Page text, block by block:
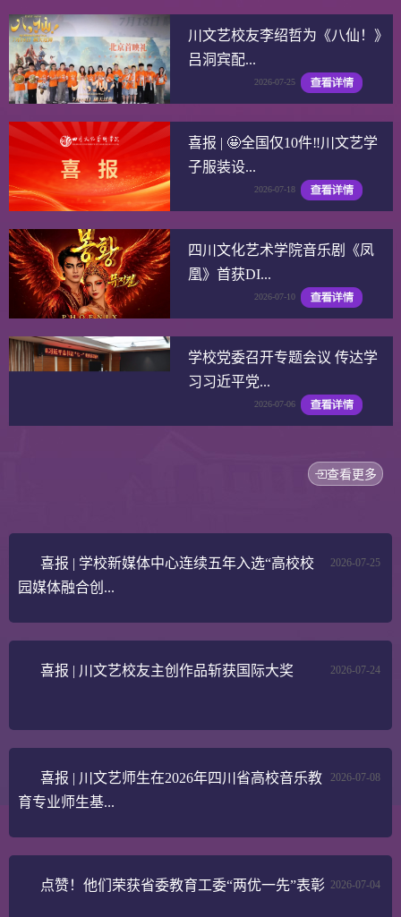
川文艺校友李绍哲为《八仙！》
吕洞宾配...
2026-07-25
喜报 | 🤩全国仅10件‼️川文艺学
子服装设...
2026-07-18
四川文化艺术学院音乐剧《凤
凰》首获DI...
2026-07-10
学校党委召开专题会议 传达学
习习近平党...
2026-07-06
查看更多
2026-07-25
喜报 | 学校新媒体中心连续五年入选“高校校
园媒体融合创...
2026-07-24
喜报 | 川文艺校友主创作品斩获国际大奖
2026-07-08
喜报 | 川文艺师生在2026年四川省高校音乐教
育专业师生基...
2026-07-04
点赞！他们荣获省委教育工委“两优一先”表彰